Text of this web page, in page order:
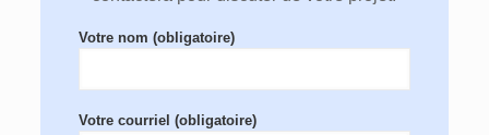
Votre nom (obligatoire)
Votre courriel (obligatoire)